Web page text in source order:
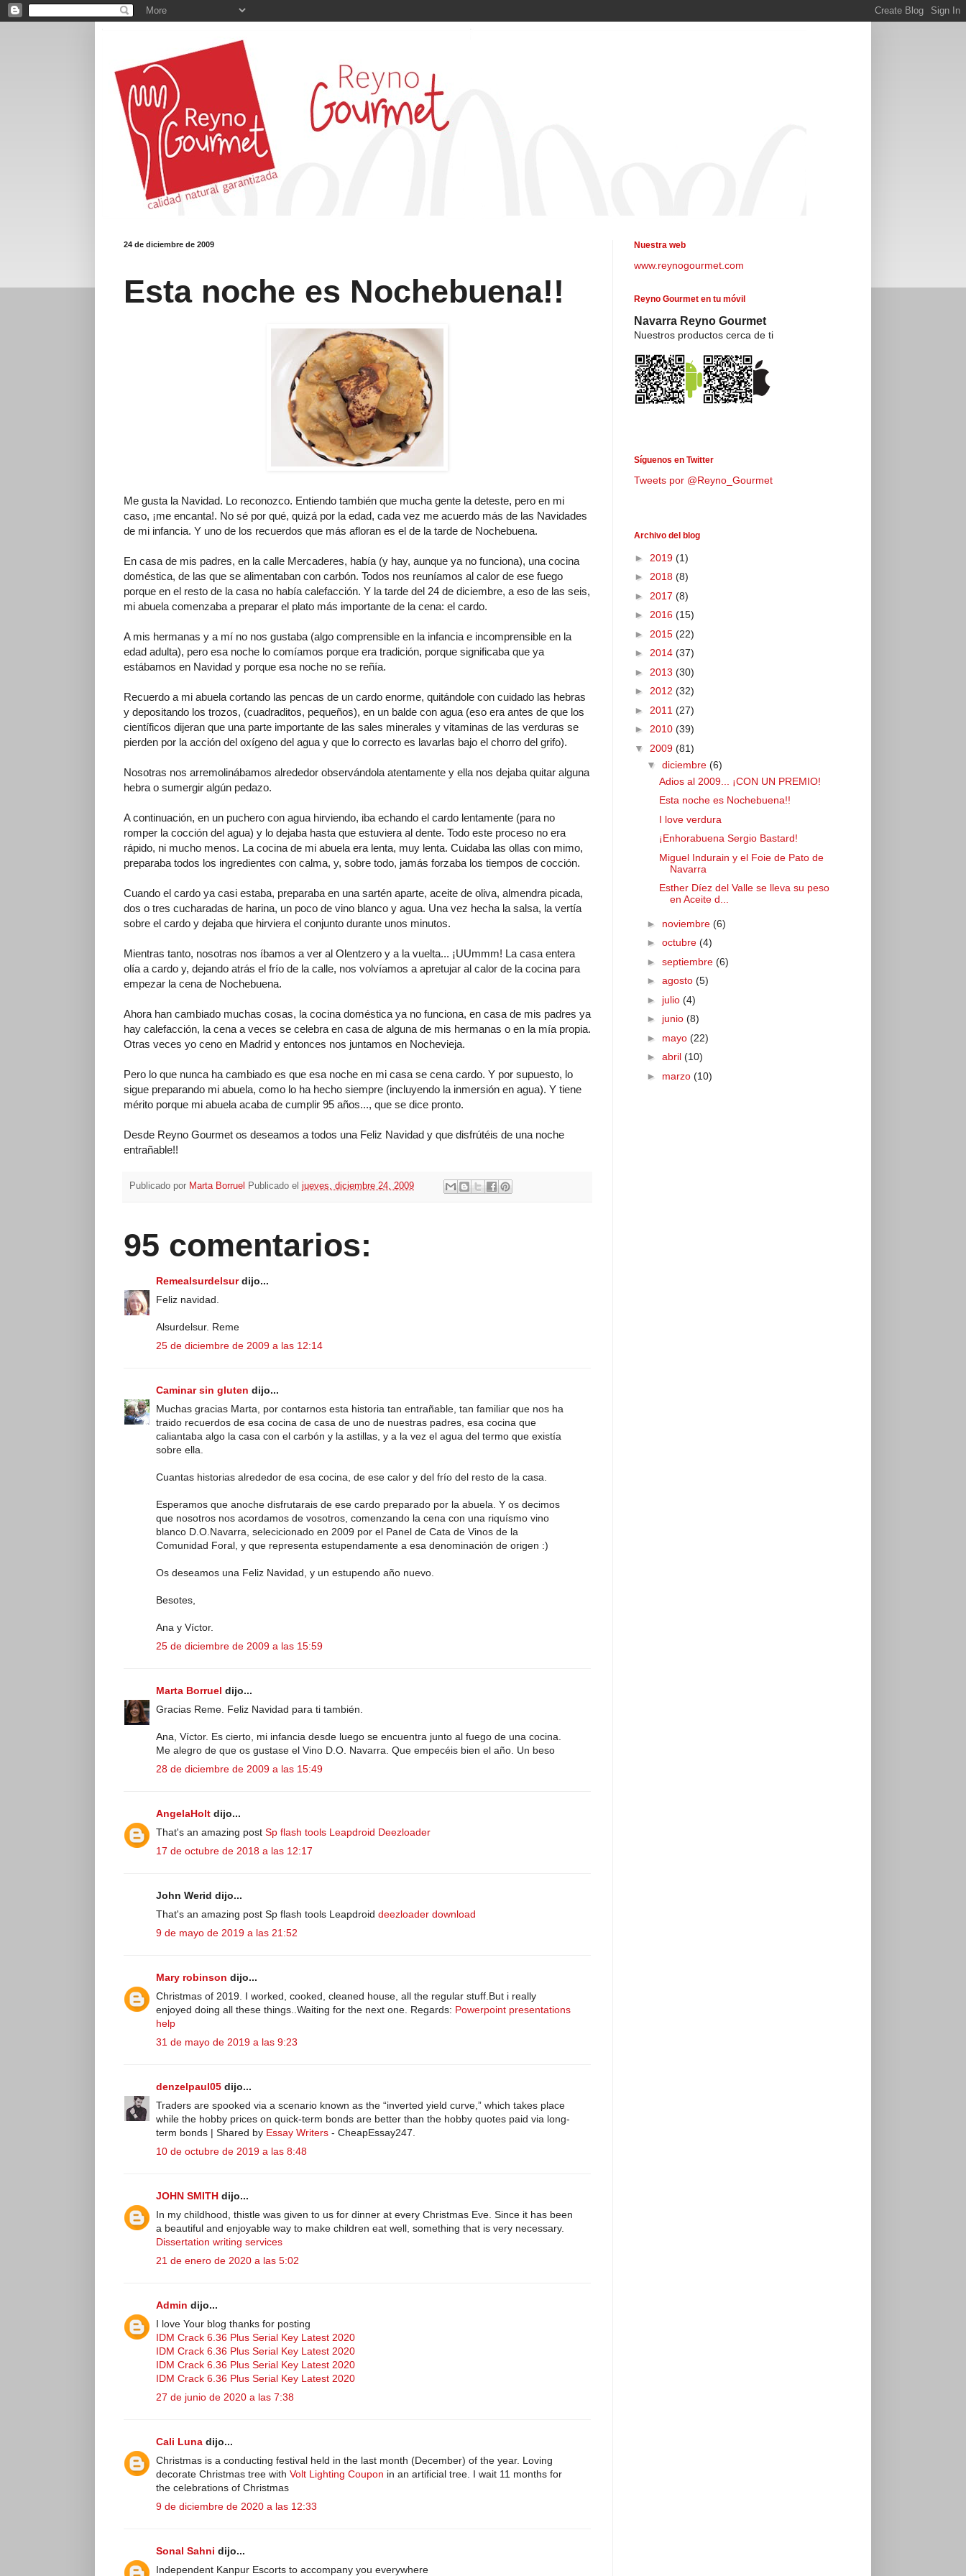
24 de diciembre de 2009
Esta noche es Nochebuena!!
Me gusta la Navidad. Lo reconozco. Entiendo también que mucha gente la deteste, pero en mi
caso, ¡me encanta!. No sé por qué, quizá por la edad, cada vez me acuerdo más de las Navidades
de mi infancia. Y uno de los recuerdos que más afloran es el de la tarde de Nochebuena.
En casa de mis padres, en la calle Mercaderes, había (y hay, aunque ya no funciona), una cocina
doméstica, de las que se alimentaban con carbón. Todos nos reuníamos al calor de ese fuego
porque en el resto de la casa no había calefacción. Y la tarde del 24 de diciembre, a eso de las seis,
mi abuela comenzaba a preparar el plato más importante de la cena: el cardo.
A mis hermanas y a mí no nos gustaba (algo comprensible en la infancia e incomprensible en la
edad adulta), pero esa noche lo comíamos porque era tradición, porque significaba que ya
estábamos en Navidad y porque esa noche no se reñía.
Recuerdo a mi abuela cortando las pencas de un cardo enorme, quitándole con cuidado las hebras
y depositando los trozos, (cuadraditos, pequeños), en un balde con agua (eso era antes de que los
científicos dijeran que una parte importante de las sales minerales y vitaminas de las verduras se
pierden por la acción del oxígeno del agua y que lo correcto es lavarlas bajo el chorro del grifo).
Nosotras nos arremolinábamos alrededor observándola atentamente y ella nos dejaba quitar alguna
hebra o sumergir algún pedazo.
A continuación, en un puchero con agua hirviendo, iba echando el cardo lentamente (para no
romper la cocción del agua) y lo dejaba hasta que estuviera al dente. Todo este proceso no era
rápido, ni mucho menos. La cocina de mi abuela era lenta, muy lenta. Cuidaba las ollas con mimo,
preparaba todos los ingredientes con calma, y, sobre todo, jamás forzaba los tiempos de cocción.
Cuando el cardo ya casi estaba, preparaba en una sartén aparte, aceite de oliva, almendra picada,
dos o tres cucharadas de harina, un poco de vino blanco y agua. Una vez hecha la salsa, la vertía
sobre el cardo y dejaba que hirviera el conjunto durante unos minutos.
Mientras tanto, nosotras nos íbamos a ver al Olentzero y a la vuelta... ¡UUmmm! La casa entera
olía a cardo y, dejando atrás el frío de la calle, nos volvíamos a apretujar al calor de la cocina para
empezar la cena de Nochebuena.
Ahora han cambiado muchas cosas, la cocina doméstica ya no funciona, en casa de mis padres ya
hay calefacción, la cena a veces se celebra en casa de alguna de mis hermanas o en la mía propia.
Otras veces yo ceno en Madrid y entonces nos juntamos en Nochevieja.
Pero lo que nunca ha cambiado es que esa noche en mi casa se cena cardo. Y por supuesto, lo
sigue preparando mi abuela, como lo ha hecho siempre (incluyendo la inmersión en agua). Y tiene
mérito porque mi abuela acaba de cumplir 95 años..., que se dice pronto.
Desde Reyno Gourmet os deseamos a todos una Feliz Navidad y que disfrútéis de una noche
entrañable!!
Publicado por Marta Borruel Publicado el jueves, diciembre 24, 2009
95 comentarios:
Remealsurdelsurdijo...
Feliz navidad.
Alsurdelsur. Reme
25 de diciembre de 2009 a las 12:14
Caminar sin gluten dijo...
Muchas gracias Marta, por contarnos esta historia tan entrañable, tan familiar que nos ha
traido recuerdos de esa cocina de casa de uno de nuestras padres, esa cocina que
caliantaba algo la casa con el carbón y la astillas, y a la vez el agua del termo que existía
sobre ella.
Cuantas historias alrededor de esa cocina, de ese calor y del frío del resto de la casa.
Esperamos que anoche disfrutarais de ese cardo preparado por la abuela. Y os decimos
que nosotros nos acordamos de vosotros, comenzando la cena con una riquísmo vino
blanco D.O.Navarra, selecicionado en 2009 por el Panel de Cata de Vinos de la
Comunidad Foral, y que representa estupendamente a esa denominación de origen :)
Os deseamos una Feliz Navidad, y un estupendo año nuevo.
Besotes,
Ana y Víctor.
25 de diciembre de 2009 a las 15:59
Marta Borruel dijo...
Gracias Reme. Feliz Navidad para ti también.
Ana, Víctor. Es cierto, mi infancia desde luego se encuentra junto al fuego de una cocina.
Me alegro de que os gustase el Vino D.O. Navarra. Que empecéis bien el año. Un beso
28 de diciembre de 2009 a las 15:49
AngelaHolt dijo...
That's an amazing post Sp flash tools Leapdroid Deezloader
17 de octubre de 2018 a las 12:17
John Werid dijo...
That's an amazing post Sp flash tools Leapdroid deezloader download
9 de mayo de 2019 a las 21:52
Mary robinson dijo...
Christmas of 2019. I worked, cooked, cleaned house, all the regular stuff.But i really
enjoyed doing all these things..Waiting for the next one. Regards: Powerpoint presentations
help
31 de mayo de 2019 a las 9:23
denzelpaul05 dijo...
Traders are spooked via a scenario known as the “inverted yield curve,” which takes place
while the hobby prices on quick-term bonds are better than the hobby quotes paid via long-
term bonds | Shared by Essay Writers - CheapEssay247.
10 de octubre de 2019 a las 8:48
JOHN SMITH dijo...
In my childhood, thistle was given to us for dinner at every Christmas Eve. Since it has been
a beautiful and enjoyable way to make children eat well, something that is very necessary.
Dissertation writing services
21 de enero de 2020 a las 5:02
Admin dijo...
I love Your blog thanks for posting
IDM Crack 6.36 Plus Serial Key Latest 2020
IDM Crack 6.36 Plus Serial Key Latest 2020
IDM Crack 6.36 Plus Serial Key Latest 2020
IDM Crack 6.36 Plus Serial Key Latest 2020
27 de junio de 2020 a las 7:38
Cali Luna dijo...
Christmas is a conducting festival held in the last month (December) of the year. Loving
decorate Christmas tree with Volt Lighting Coupon in an artificial tree. I wait 11 months for
the celebrations of Christmas
9 de diciembre de 2020 a las 12:33
Sonal Sahni dijo...
Independent Kanpur Escorts to accompany you everywhere
Nuestra web
www.reynogourmet.com
Reyno Gourmet en tu móvil
Navarra Reyno Gourmet
Nuestros productos cerca de ti
Síguenos en Twitter
Tweets por @Reyno_Gourmet
Archivo del blog
► 2019 (1)
► 2018 (8)
► 2017 (8)
► 2016 (15)
► 2015 (22)
► 2014 (37)
► 2013 (30)
► 2012 (32)
► 2011 (27)
► 2010 (39)
▼ 2009 (81)
▼ diciembre (6)
Adios al 2009... ¡CON UN PREMIO!
Esta noche es Nochebuena!!
I love verdura
¡Enhorabuena Sergio Bastard!
Miguel Indurain y el Foie de Pato de
Navarra
Esther Díez del Valle se lleva su peso
en Aceite d...
► noviembre (6)
► octubre (4)
► septiembre (6)
► agosto (5)
► julio (4)
► junio (8)
► mayo (22)
► abril (10)
► marzo (10)